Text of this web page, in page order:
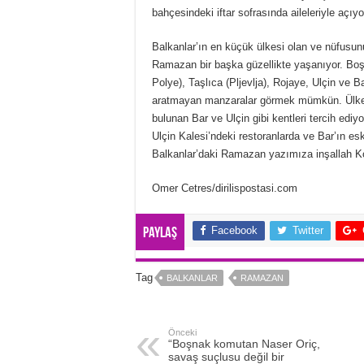
bahçesindeki iftar sofrasında aileleriyle
Balkanlar’ın en küçük ülkesi olan ve
Ramazan bir başka güzellikte yaşanıyor.
Polye), Taşlıca (Pljevlja), Rojaye, Ulçin ve
aratmayan manzaralar görmek mümkün.
bulunan Bar ve Ulçin gibi kentleri tercih
Ulçin Kalesi’ndeki restoranlarda ve Bar’ın
Balkanlar’daki Ramazan yazımıza inşallah
Omer Cetres/dirilispostasi.com
Paylaş Facebook Twitter
Tag BALKANLAR RAMAZAN
Önceki
“Boşnak komutan Naser Oriç,
savaş suçlusu değil bir